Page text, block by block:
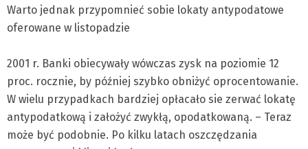
Warto jednak przypomnieć sobie lokaty antypodatowe
oferowane w listopadzie
2001 r. Banki obiecywały wówczas zysk na poziomie 12
proc. rocznie, by później szybko obniżyć oprocentowanie.
W wielu przypadkach bardziej opłacało sie zerwać lokatę
antypodatkową i założyć zwykłą, opodatkowaną. – Teraz
może być podobnie. Po kilku latach oszczędzania